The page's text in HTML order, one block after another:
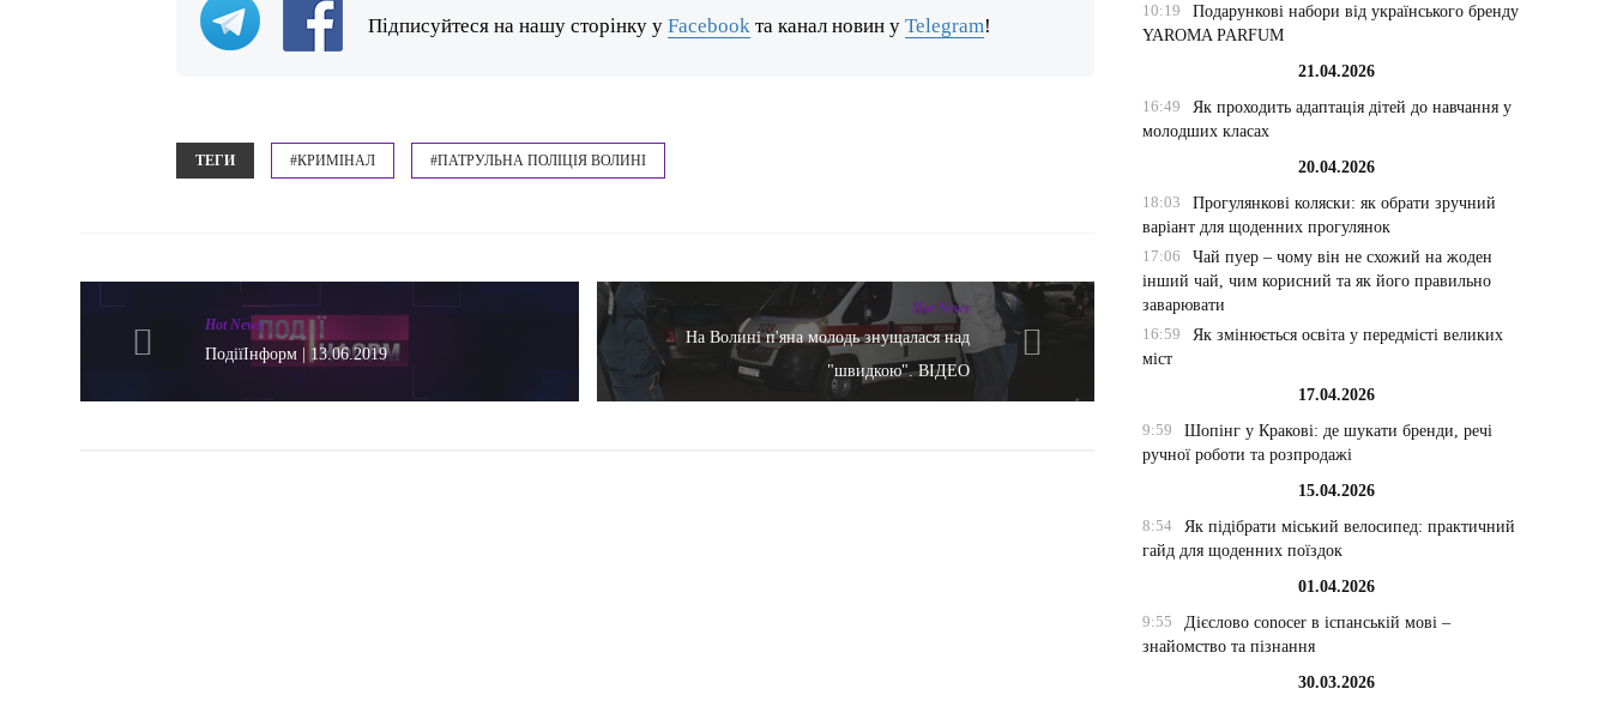
Підписуйтеся на нашу сторінку уFacebook та канал новин уTelegram!
ТЕГИ #КРИМІНАЛ #ПАТРУЛЬНА ПОЛІЦІЯ ВОЛИНІ
Hot News
ПодіїІнформ | 13.06.2019
Hot News
На Волині п'яна молодь знущалася над
"швидкою". ВІДЕО
10:19
Подарункові набори від українського бренду
YAROMA PARFUM
21.04.2026
16:49
Як проходить адаптація дітей до навчання у
молодших класах
20.04.2026
18:03
Прогулянкові коляски: як обрати зручний
варіант для щоденних прогулянок
17:06
Чай пуер – чому він не схожий на жоден
інший чай, чим корисний та як його правильно
заварювати
16:59
Як змінюється освіта у передмісті великих
міст
17.04.2026
9:59
Шопінг у Кракові: де шукати бренди, речі
ручної роботи та розпродажі
15.04.2026
8:54
Як підібрати міський велосипед: практичний
гайд для щоденних поїздок
01.04.2026
9:55
Дієслово conocer в іспанській мові –
знайомство та пізнання
30.03.2026